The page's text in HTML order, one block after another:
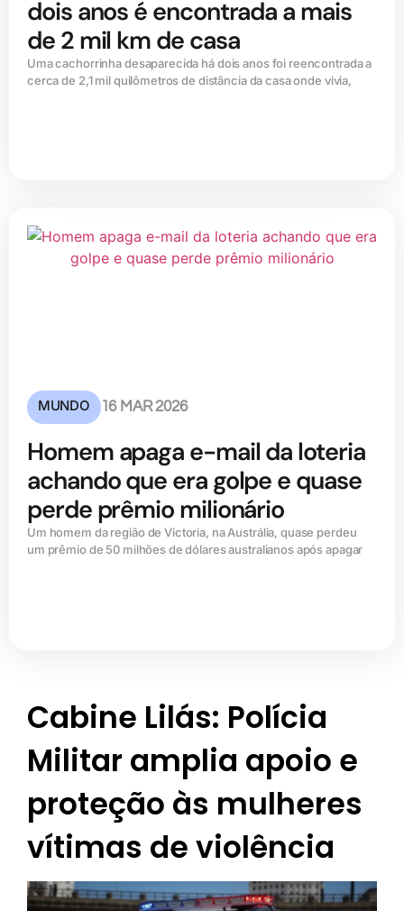
dois anos é encontrada a mais
de 2 mil km de casa
Uma cachorrinha desaparecida há dois anos foi reencontrada a
cerca de 2,1 mil quilômetros de distância da casa onde vivia,
MUNDO 16 MAR 2026
Homem apaga e-mail da loteria
achando que era golpe e quase
perde prêmio milionário
Um homem da região de Victoria, na Austrália, quase perdeu
um prêmio de 50 milhões de dólares australianos após apagar
Cabine Lilás: Polícia
Militar amplia apoio e
proteção às mulheres
vítimas de violência